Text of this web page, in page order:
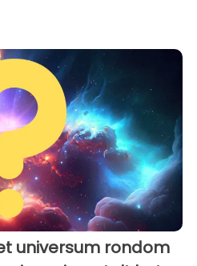
universum rondom